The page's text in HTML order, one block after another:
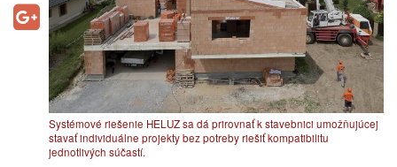
Systémové riešenie HELUZ sa dá prirovnať k stavebnici umožňujúcej
stavať individuálne projekty bez potreby riešiť kompatibilitu
jednotlivých súčastí.